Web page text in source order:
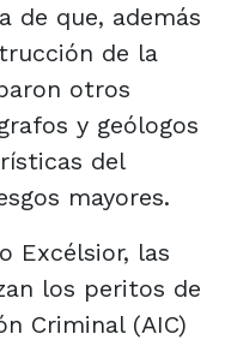
de que, además
de la
otros
y geólogos
del
mayores.
Excélsior, las
los peritos de
Criminal (AIC)